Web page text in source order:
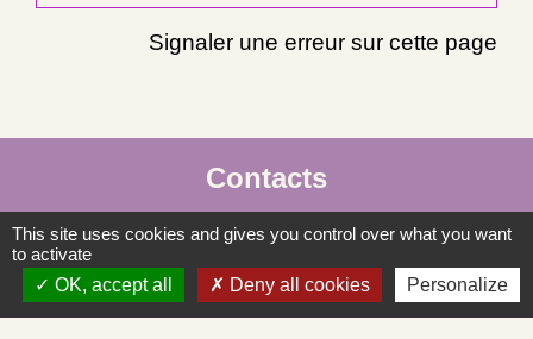
Signaler une erreur sur cette page
Contacts
Commune de Saint-Albain
71260 Saint-Albain - FRANCE
+33 3 85 27 90 80
This site uses cookies and gives you control over what you want
to activate
OK, accept all
Deny all cookies Personalize